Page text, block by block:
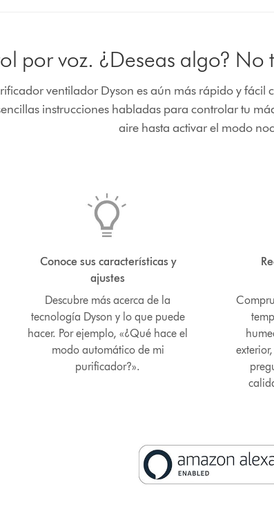
por voz. ¿Deseas algo? No
ventilador Dyson es aún más rápido y fácil
instrucciones habladas para controlar tu
aire hasta activar el modo
Conoce sus características y
ajustes
Descubre más acerca de la
tecnología Dyson y lo que puede
hacer. Por ejemplo, «¿Qué hace el
modo automático de mi
purificador?».